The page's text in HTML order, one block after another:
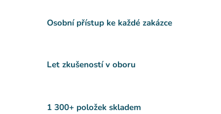
Osobní přístup ke každé zakázce
Let zkušeností v oboru
1 300+ položek skladem